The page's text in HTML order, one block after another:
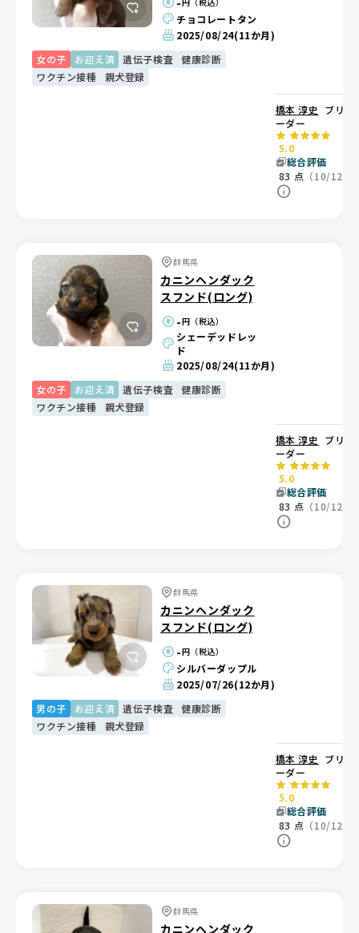
チョコレートタン
2025/08/24(11か月)
女の子
お迎え済 遺伝子検査
健康診断
ワクチン接種
親犬登録
橋本 淳史 ブリ
ーダー
5.0
総合評価
83 点 （10/12）
群馬県
カニンヘンダック
スフンド(ロング)
-円（税込）
シェーデッドレッ
ド
2025/08/24(11か月)
女の子
お迎え済 遺伝子検査
健康診断
ワクチン接種
親犬登録
橋本 淳史 ブリ
ーダー
5.0
総合評価
83 点 （10/12）
群馬県
カニンヘンダック
スフンド(ロング)
-円（税込）
シルバーダップル
2025/07/26(12か月)
男の子
お迎え済 遺伝子検査
健康診断
ワクチン接種
親犬登録
橋本 淳史 ブリ
ーダー
5.0
総合評価
83 点 （10/12）
群馬県
カニンヘンダック